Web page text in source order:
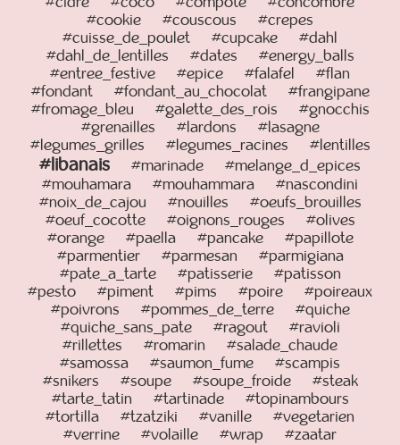
#cookie
#couscous
#crepes
#cuisse_de_poulet
#cupcake
#dahl
#dahl_de_lentilles
#dates
#energy_balls
#entree_festive
#epice #falafel
#flan
#fondant
#fondant_au_chocolat
#frangipane
#fromage_bleu
#galette_des_rois
#gnocchis
#grenailles
#lardons
#lasagne
#legumes_grilles
#legumes_racines #lentilles
#libanais #marinade
#melange_d_epices
#mouhamara
#mouhammara
#nascondini
#noix_de_cajou
#nouilles
#oeufs_brouilles
#oeuf_cocotte
#oignons_rouges
#olives
#orange
#paella #pancake
#papillote
#parmentier
#parmesan
#parmigiana
#pate_a_tarte
#patisserie
#patisson
#pesto
#piment #pims #poire
#poireaux
#poivrons
#pommes_de_terre
#quiche
#quiche_sans_pate
#ragout
#ravioli
#rillettes
#romarin
#salade_chaude
#samossa
#saumon_fume
#scampis
#snikers
#soupe #soupe_froide
#steak
#tarte_tatin
#tartinade
#topinambours
#tortilla
#tzatziki #vanille
#vegetarien
#verrine
#volaille #wrap #zaatar